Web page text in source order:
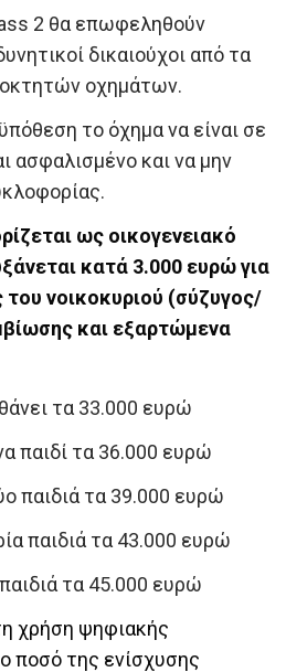
2 θα επωφεληθούν
δικαιούχοι από τα
οχημάτων.
το όχημα να είναι σε
ασφαλισμένο και να μην
ως οικογενειακό
κατά 3.000 ευρώ για
νοικοκυριού (σύζυγος/
και εξαρτώμενα
τα 33.000 ευρώ
παιδί τα 36.000 ευρώ
παιδιά τα 39.000 ευρώ
παιδιά τα 43.000 ευρώ
τα 45.000 ευρώ
χρήση ψηφιακής
ποσό της ενίσχυσης